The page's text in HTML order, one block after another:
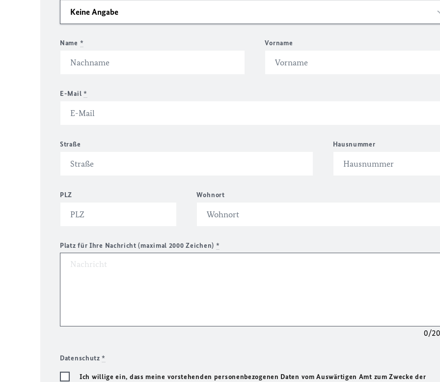
Name * Vorname
E-Mail *
Straße Hausnummer
PLZ Wohnort
Platz für Ihre Nachricht (maximal 2000 Zeichen) *
0/
Datenschutz*
Ich willige ein, dass meine vorstehenden personenbezogenen Daten vom Auswärtigen Amt zum Zwecke der